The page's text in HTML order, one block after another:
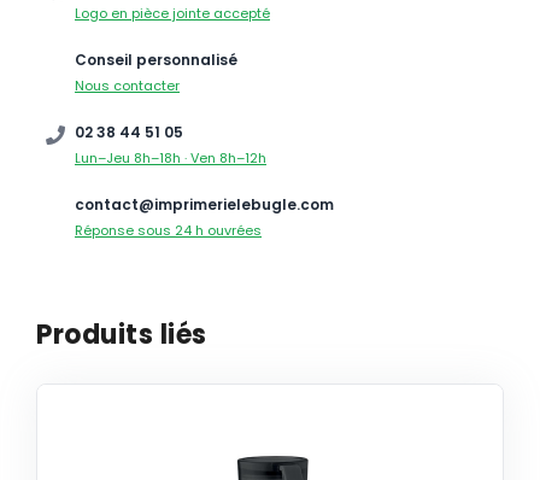
Logo en pièce jointe accepté
Conseil personnalisé
Nous contacter
02 38 44 51 05
Lun–Jeu 8h–18h · Ven 8h–12h
contact@imprimerielebugle.com
Réponse sous 24 h ouvrées
Produits liés